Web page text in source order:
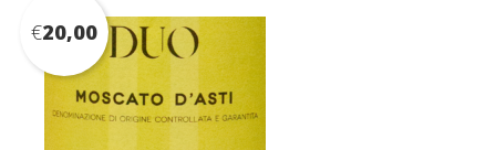
€20,00